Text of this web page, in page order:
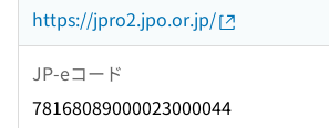
https://jpro2.jpo.or.jp/
JP-eコード
78168089000023000044